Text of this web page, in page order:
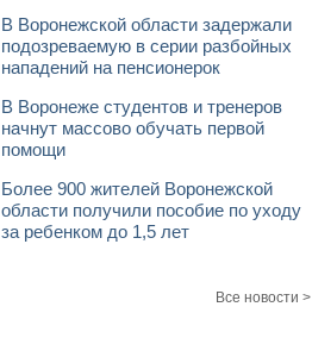
В Воронежской области задержали
подозреваемую в серии разбойных
нападений на пенсионерок
В Воронеже студентов и тренеров
начнут массово обучать первой
помощи
Более 900 жителей Воронежской
области получили пособие по уходу
за ребенком до 1,5 лет
Все новости >